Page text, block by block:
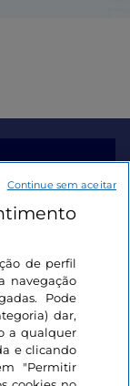
de perfil
navegação
Pode
dar,
a qualquer
e clicando
"Permitir
Continue sem aceitar